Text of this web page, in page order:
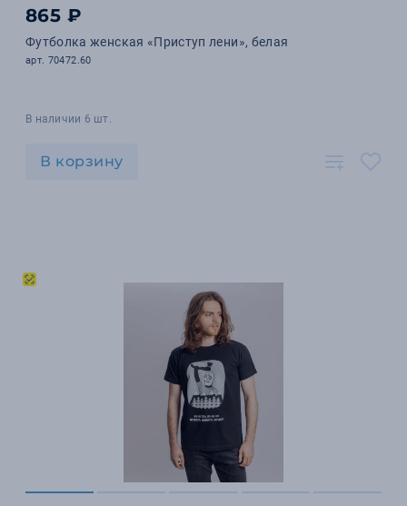
865 ₽
Футболка женская «Приступ лени», белая
арт. 70472.60
В наличии 6 шт.
В корзину